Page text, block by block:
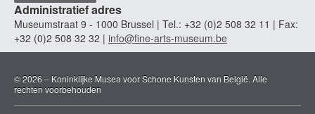
Zuid-Nederlandse school
eerste helft 18de eeuw
Zuid-Nederlandse school
Zuid-Nederlandse school
Administratief adres
Museumstraat 9 - 1000 Brussel | Tel.: +32 (0)2 508 32 11 | Fax:
+32 (0)2 508 32 32 | info@fine-arts-museum.be
© 2026 – Koninklijke Musea voor Schone Kunsten van België. Alle
rechten voorbehouden